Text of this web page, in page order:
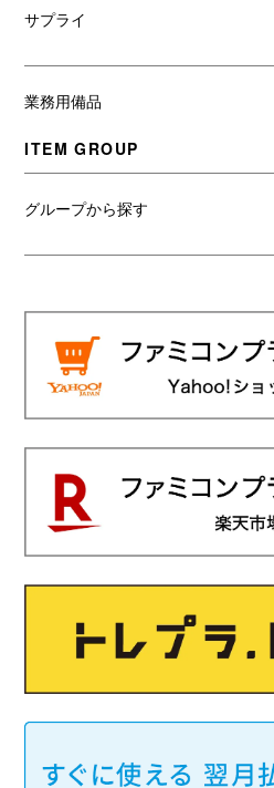
サプライ
業務用備品
ITEM GROUP
グループから探す